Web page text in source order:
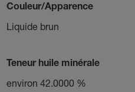
Couleur/Apparence
Liquide brun
Teneur huile minérale
environ 42.0000 %